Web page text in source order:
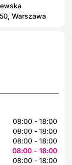
Warszawa
08:00 - 18:00
08:00 - 18:00
08:00 - 18:00
08:00 - 18:00
08:00 - 18:00